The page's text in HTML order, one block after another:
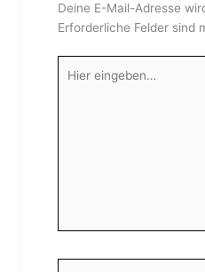
Deine E-Mail-Adresse
Erforderliche Felder sind
eingeben…